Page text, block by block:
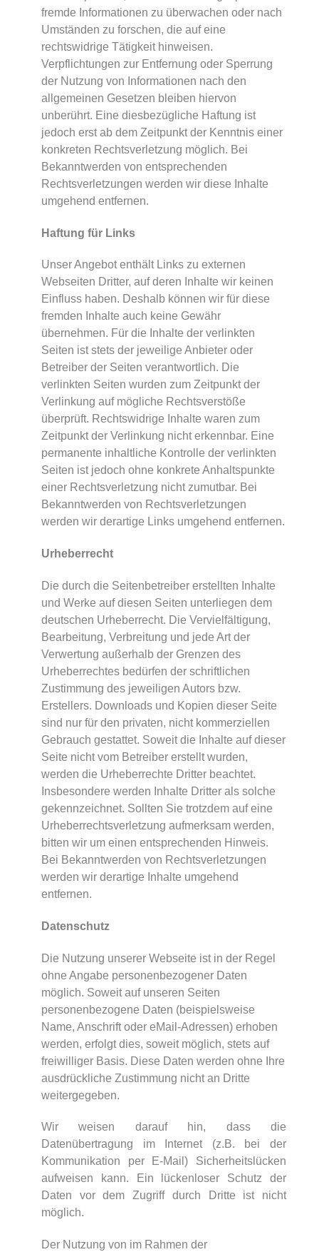
fremde Informationen zu überwachen oder nach
Umständen zu forschen, die auf eine
rechtswidrige Tätigkeit hinweisen.
Verpflichtungen zur Entfernung oder Sperrung
der Nutzung von Informationen nach den
allgemeinen Gesetzen bleiben hiervon
unberührt. Eine diesbezügliche Haftung ist
jedoch erst ab dem Zeitpunkt der Kenntnis einer
konkreten Rechtsverletzung möglich. Bei
Bekanntwerden von entsprechenden
Rechtsverletzungen werden wir diese Inhalte
umgehend entfernen.
Haftung für Links
Unser Angebot enthält Links zu externen
Webseiten Dritter, auf deren Inhalte wir keinen
Einfluss haben. Deshalb können wir für diese
fremden Inhalte auch keine Gewähr
übernehmen. Für die Inhalte der verlinkten
Seiten ist stets der jeweilige Anbieter oder
Betreiber der Seiten verantwortlich. Die
verlinkten Seiten wurden zum Zeitpunkt der
Verlinkung auf mögliche Rechtsverstöße
überprüft. Rechtswidrige Inhalte waren zum
Zeitpunkt der Verlinkung nicht erkennbar. Eine
permanente inhaltliche Kontrolle der verlinkten
Seiten ist jedoch ohne konkrete Anhaltspunkte
einer Rechtsverletzung nicht zumutbar. Bei
Bekanntwerden von Rechtsverletzungen
werden wir derartige Links umgehend entfernen.
Urheberrecht
Die durch die Seitenbetreiber erstellten Inhalte
und Werke auf diesen Seiten unterliegen dem
deutschen Urheberrecht. Die Vervielfältigung,
Bearbeitung, Verbreitung und jede Art der
Verwertung außerhalb der Grenzen des
Urheberrechtes bedürfen der schriftlichen
Zustimmung des jeweiligen Autors bzw.
Erstellers. Downloads und Kopien dieser Seite
sind nur für den privaten, nicht kommerziellen
Gebrauch gestattet. Soweit die Inhalte auf dieser
Seite nicht vom Betreiber erstellt wurden,
werden die Urheberrechte Dritter beachtet.
Insbesondere werden Inhalte Dritter als solche
gekennzeichnet. Sollten Sie trotzdem auf eine
Urheberrechtsverletzung aufmerksam werden,
bitten wir um einen entsprechenden Hinweis.
Bei Bekanntwerden von Rechtsverletzungen
werden wir derartige Inhalte umgehend
entfernen.
Datenschutz
Die Nutzung unserer Webseite ist in der Regel
ohne Angabe personenbezogener Daten
möglich. Soweit auf unseren Seiten
personenbezogene Daten (beispielsweise
Name, Anschrift oder eMail-Adressen) erhoben
werden, erfolgt dies, soweit möglich, stets auf
freiwilliger Basis. Diese Daten werden ohne Ihre
ausdrückliche Zustimmung nicht an Dritte
weitergegeben.
Wir weisen darauf hin, dass die
Datenübertragung im Internet (z.B. bei der
Kommunikation per E-Mail) Sicherheitslücken
aufweisen kann. Ein lückenloser Schutz der
Daten vor dem Zugriff durch Dritte ist nicht
möglich.
Der Nutzung von im Rahmen der